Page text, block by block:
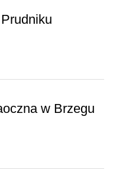
w Brzegu